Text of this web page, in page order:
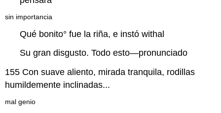
sin importancia
Qué bonito° fue la riña, e instó withal
Su gran disgusto. Todo esto—pronunciado
155 Con suave aliento, mirada tranquila, rodillas
humildemente inclinadas...
mal genio